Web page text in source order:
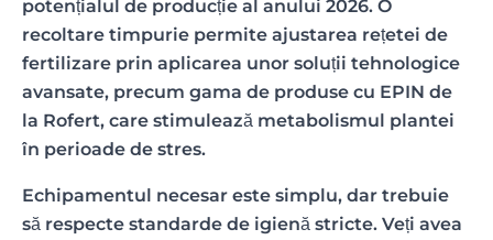
potențialul de producție al anului 2026. O
recoltare timpurie permite ajustarea rețetei de
fertilizare prin aplicarea unor soluții tehnologice
avansate, precum gama de produse cu EPIN de
la Rofert, care stimulează metabolismul plantei
în perioade de stres.
Echipamentul necesar este simplu, dar trebuie
să respecte standarde de igienă stricte. Veți avea